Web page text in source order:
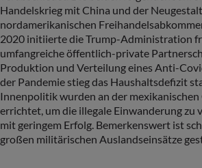
Handelskrieg mit China und der
nordamerikanischen
2020 initiierte die Trump-Administration
umfangreiche öffentlich-private
Produktion und Verteilung eines Anti-
der Pandemie stieg das Haushaltsdefizit
Innenpolitik wurden an der mexikanischen
errichtet, um die illegale Einwanderung zu
mit geringem Erfolg. Bemerkenswert ist
großen militärischen Auslandseinsätze